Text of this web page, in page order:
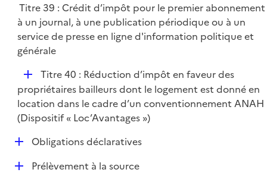
Titre 39 : Crédit d’impôt pour le premier abonnement
à un journal, à une publication périodique ou à un
service de presse en ligne d'information politique et
générale
D
é
p
l
e
r
Titre 40 : Réduction d’impôt en faveur des
propriétaires bailleurs dont le logement est donné en
location dans le cadre d’un conventionnement ANAH
(Dispositif « Loc’Avantages »)
DObligations déclaratives
DPrélèvement à la source